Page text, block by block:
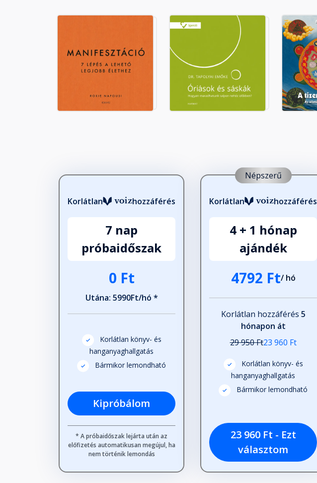
Korlátlan hozzáférés
7 nap
próbaidőszak
0 Ft
Utána: 5990Ft/hó *
Korlátlan könyv- és
hanganyaghallgatás
Bármikor lemondható
Kipróbálom
* A próbaidőszak lejárta után az
előfizetés automatikusan megújul, ha
nem történik lemondás
Népszerű
Korlátlan hozzáférés
4 + 1 hónap
ajándék
4792 Ft/ hó
Korlátlan hozzáférés 5
hónapon át
29 950 Ft23 960 Ft
Korlátlan könyv- és
hanganyaghallgatás
Bármikor lemondható
23 960 Ft - Ezt
választom